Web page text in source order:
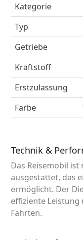
Kategorie
Typ
Getriebe
Kraftstoff
Erstzulassung
Farbe
Technik &
Das Reisemobil
ausgestattet, das
ermöglicht. Der
effiziente
Fahrten.